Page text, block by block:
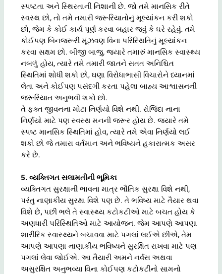
સ્પષ્ટતા અને સ્થિરતાની નિશાની છે. જો તમે માનસિક રીતે
સ્વસ્થ છો, તો તમે તમારી જરૂરિયાતોનું મૂલ્યાંકન કરી શકો
છો, જેમ કે કોઈ કાર્ય પૂર્ણ કરવા બહાર જવું કે ઘરે રહેવું. તમે
કોઈપણ બિનજરૂરી મૂંઝવણ વિના પરિસ્થિતિનું મૂલ્યાંકન
કરવા સક્ષમ છો. બીજી બાજુ, જ્યારે તમારું માનસિક સ્વાસ્થ્ય
નબળું હોય, ત્યારે તમે તમારી જાતને સતત અનિશ્ચિત
સ્થિતિમાં શોધી શકો છો, ઘણા વિરોધાભાસી વિચારોને ધ્યાનમાં
લેતા અને કોઈપણ પસંદગી કરતા પહેલા બાહ્ય આશ્વાસનની
જરૂરિયાત અનુભવી શકો છો.
તે ફક્ત જીવનના મોટા નિર્ણયો વિશે નથી. રોજિંદા નાના
નિર્ણયો માટે પણ સ્વસ્થ મનની જરૂર હોય છે. જ્યારે તમે
સ્પષ્ટ માનસિક સ્થિતિમાં હોવ, ત્યારે તમે એવા નિર્ણયો લઈ
શકો છો જે તમારા વર્તમાન અને ભવિષ્યને હકારાત્મક અસર
કરે છે.
5. વ્યક્તિગત સલામતીની ભૂમિકા
વ્યક્તિગત સુરક્ષાની ભાવના માત્ર ભૌતિક સુરક્ષા વિશે નથી,
પરંતુ નાણાકીય સુરક્ષા વિશે પણ છે. તે ભવિષ્ય માટે તૈયાર થવા
વિશે છે, પછી ભલે તે સ્વાસ્થ્ય કટોકટીઓ માટે બચત હોય કે
અણધારી પરિસ્થિતિઓ માટે આયોજન. જેમ આપણે આપણા
શારીરિક સ્વાસ્થ્યને બચાવવા માટે પગલાં લઈએ છીએ, તેમ
આપણે આપણા નાણાકીય ભવિષ્યને સુરક્ષિત રાખવા માટે પણ
પગલાં લેવા જોઈએ. આ તૈયારી અમને નર્વસ અથવા
અસુરક્ષિત અનુભવ્યા વિના કોઈપણ કટોકટીનો સામનો